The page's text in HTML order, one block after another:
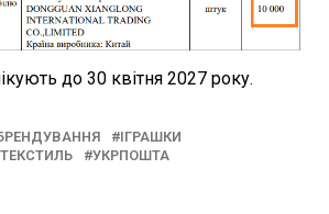
до 30 квітня 2027 року.
ІГРАШКИ
УКРПОШТА